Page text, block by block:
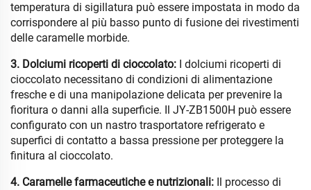
temperatura di sigillatura può essere impostata in modo da
corrispondere al più basso punto di fusione dei rivestimenti
delle caramelle morbide.
3. Dolciumi ricoperti di cioccolato:
I dolciumi ricoperti di
cioccolato necessitano di condizioni di alimentazione
fresche e di una manipolazione delicata per prevenire la
fioritura o danni alla superficie. Il JY-ZB1500H può essere
configurato con un nastro trasportatore refrigerato e
superfici di contatto a bassa pressione per proteggere la
finitura al cioccolato.
4. Caramelle farmaceutiche e nutrizionali:
Il processo di